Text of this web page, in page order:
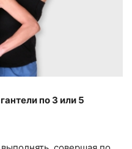
гантели по 3 или 5